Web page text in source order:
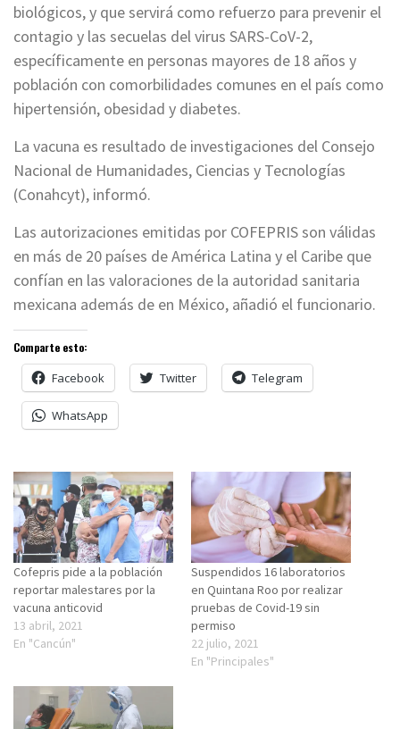
biológicos, y que servirá como refuerzo para prevenir el
contagio y las secuelas del virus SARS-CoV-2,
específicamente en personas mayores de 18 años y
población con comorbilidades comunes en el país como
hipertensión, obesidad y diabetes.
La vacuna es resultado de investigaciones del Consejo
Nacional de Humanidades, Ciencias y Tecnologías
(Conahcyt), informó.
Las autorizaciones emitidas por COFEPRIS son válidas
en más de 20 países de América Latina y el Caribe que
confían en las valoraciones de la autoridad sanitaria
mexicana además de en México, añadió el funcionario.
Comparte esto:
Facebook Twitter Telegram
WhatsApp
Cofepris pide a la población
reportar malestares por la
vacuna anticovid
13 abril, 2021
En "Cancún"
Suspendidos 16 laboratorios
en Quintana Roo por realizar
pruebas de Covid-19 sin
permiso
22 julio, 2021
En "Principales"